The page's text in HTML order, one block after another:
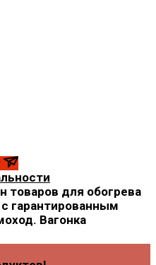
товаров для обогрева
гарантированным
Вагонка